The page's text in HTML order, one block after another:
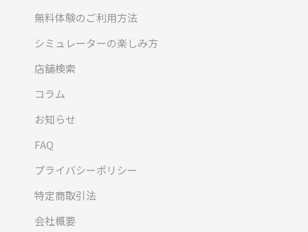
無料体験のご利用方法
シミュレーターの楽しみ方
店舗検索
コラム
お知らせ
FAQ
プライバシーポリシー
特定商取引法
会社概要